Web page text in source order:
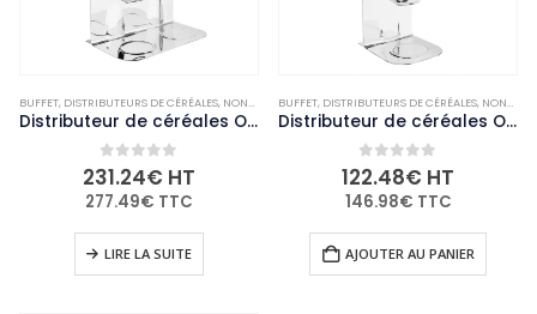
BUFFET, DISTRIBUTEURS DE CÉRÉALES, NON-PALETTISABLE ,RESTAURANT - BAR ET HÔTEL
Distributeur de céréales Olympia double 2x 4L
0out of 5
231.24€ HT
277.49€ TTC
LIRE LA SUITE
BUFFET, DISTRIBUTEURS DE CÉRÉALES, NON-PALETTISABLE
Distributeur de céréales Olympia simple 4L
0out of 5
122.48€ HT
146.98€ TTC
AJOUTER AU PANIER